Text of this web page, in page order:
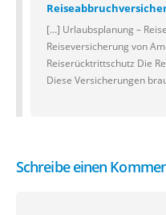
[…] Urlaubsplanung –
Reiseversicherung von
Reiserücktrittschutz Die
Diese Versicherungen
Schreibe einen